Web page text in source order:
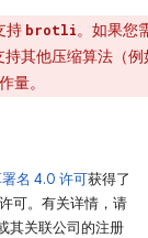
持 brotli。如果您
持其他压缩算法（例
量。
名 4.0 许可获得了
可。有关详情，请
其关联公司的注册